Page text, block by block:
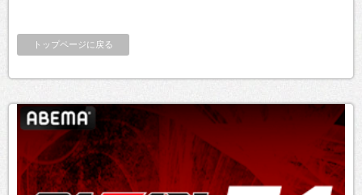
トップページに戻る